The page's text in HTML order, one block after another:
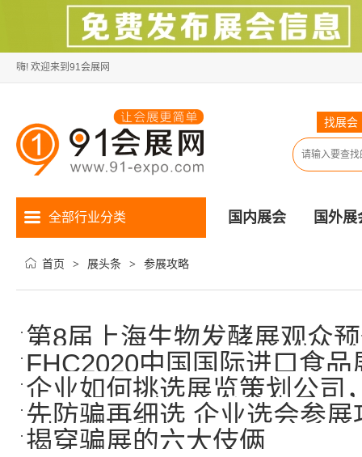
嗨! 欢迎来到91会展网
找展会
全部行业分类 国内展会 国外展
首页 > 展头条 > 参展攻略
第8届上海生物发酵展观众
FHC2020中国国际进口食
企业如何挑选展览策划公司
先防骗再细选 企业选会参展
揭穿骗展的六大伎俩